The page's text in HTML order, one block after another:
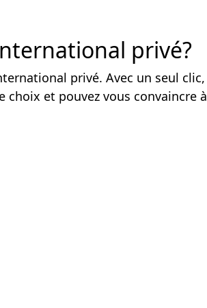
privé?
privé. Avec un seul clic,
et pouvez vous convaincre à